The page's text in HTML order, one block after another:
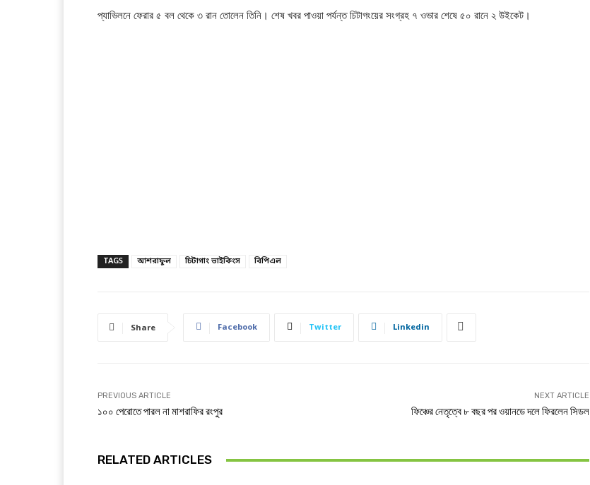
প্যাভিলনে ফেরার ৫ বল থেকে ৩ রান তোলেন তিনি। শেষ খবর পাওয়া পর্যন্ত চিটাগংয়ের সংগ্রহ ৭ ওভার শেষে ৫০ রানে ২ উইকেট।
TAGS আশরাফুল চিটাগাং ভাইকিংস বিপিএল
Share Facebook Twitter Linkedin
PREVIOUS ARTICLE
১০০ পেরোতে পারল না মাশরাফির রংপুর
NEXT ARTICLE
ফিঞ্চের নেতৃত্বে ৮ বছর পর ওয়ানডে দলে ফিরলেন সিডল
RELATED ARTICLES